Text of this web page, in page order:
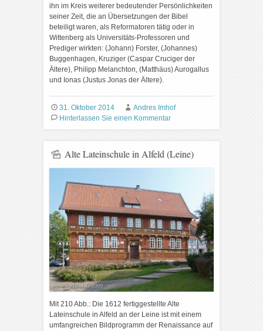
ihn im Kreis weiterer bedeutender Persönlichkeiten
seiner Zeit, die an Übersetzungen der Bibel
beteiligt waren, als Reformatoren tätig oder in
Wittenberg als Universitäts-Professoren und
Prediger wirkten: (Johann) Forster, (Johannes)
Buggenhagen, Kruziger (Caspar Cruciger der
Ältere), Philipp Melanchton, (Matthäus) Aurogallus
und Ionas (Justus Jonas der Ältere).
31. Oktober 2014
Andres Imhof
Hinterlassen Sie einen Kommentar
Alte Lateinschule in Alfeld (Leine)
Mit 210 Abb.: Die 1612 fertiggestellte Alte
Lateinschule in Alfeld an der Leine ist mit einem
umfangreichen Bildprogramm der Renaissance auf